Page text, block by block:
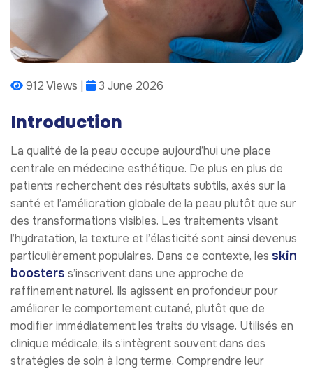
912 Views | 3 June 2026
Introduction
La qualité de la peau occupe aujourd’hui une place
centrale en médecine esthétique. De plus en plus de
patients recherchent des résultats subtils, axés sur la
santé et l’amélioration globale de la peau plutôt que sur
des transformations visibles. Les traitements visant
l’hydratation, la texture et l’élasticité sont ainsi devenus
particulièrement populaires. Dans ce contexte, les skin
boosters s’inscrivent dans une approche de
raffinement naturel. Ils agissent en profondeur pour
améliorer le comportement cutané, plutôt que de
modifier immédiatement les traits du visage. Utilisés en
clinique médicale, ils s’intègrent souvent dans des
stratégies de soin à long terme. Comprendre leur